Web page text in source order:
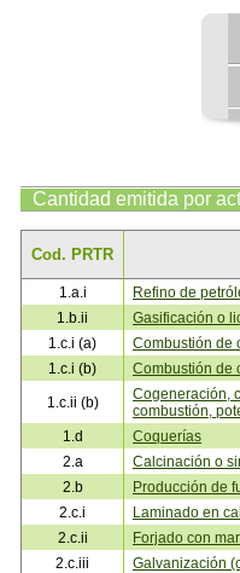
Cantidad emitida por
Cod. PRTR
1.a.i
Refino de
1.b.ii
Gasificación o
1.c.i (a)
Combustión de
1.c.i (b)
Combustión de
1.c.ii (b)
Cogeneración,
combustión,
1.d
Coquerías
2.a
Calcinación o
2.b
Producción de
2.c.i
Laminado en
2.c.ii
Forjado con
2.c.iii
Galvanización